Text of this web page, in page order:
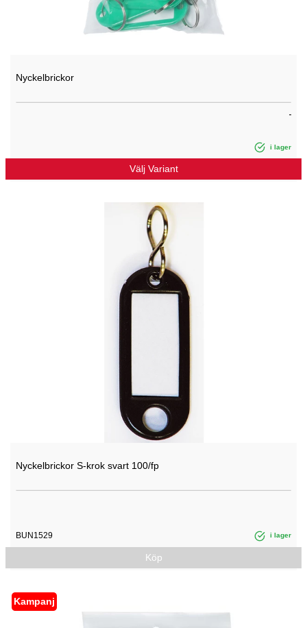
Nyckelbrickor
i lager
Välj Variant
Nyckelbrickor S-krok svart 100/fp
BUN1529 i lager
Köp
Kampanj